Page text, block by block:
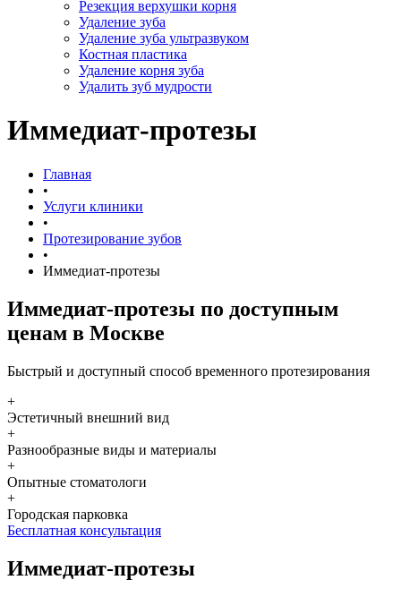
Резекция верхушки корня
Удаление зуба
Удаление зуба ультразвуком
Костная пластика
Удаление корня зуба
Удалить зуб мудрости
Иммедиат-протезы
Главная
•
Услуги клиники
•
Протезирование зубов
•
Иммедиат-протезы
Иммедиат-протезы по доступным
ценам в Москве
Быстрый и доступный способ временного протезирования
+
Эстетичный внешний вид
+
Разнообразные виды и материалы
+
Опытные стоматологи
+
Городская парковка
Бесплатная консультация
Иммедиат-протезы